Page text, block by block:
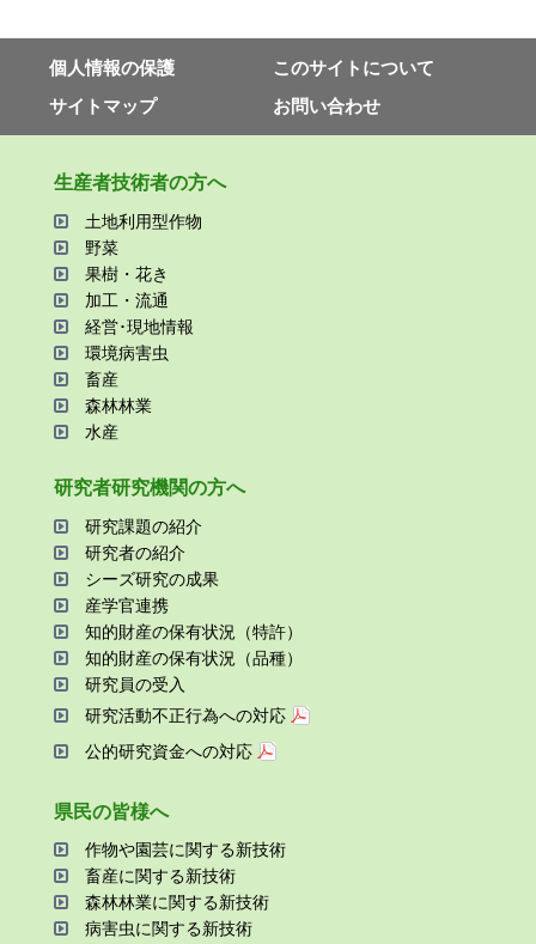
個⼈情報の保護
このサイトについて
サイトマップ
お問い合わせ
⽣産者技術者の⽅へ
⼟地利⽤型作物
野菜
果樹・花き
加⼯・流通
経営･現地情報
環境病害⾍
畜産
森林林業
⽔産
研究者研究機関の⽅へ
研究課題の紹介
研究者の紹介
シーズ研究の成果
産学官連携
知的財産の保有状況（特許）
知的財産の保有状況（品種）
研究員の受⼊
研究活動不正⾏為への対応
公的研究資金への対応
県⺠の皆様へ
作物や園芸に関する新技術
畜産に関する新技術
森林林業に関する新技術
病害⾍に関する新技術